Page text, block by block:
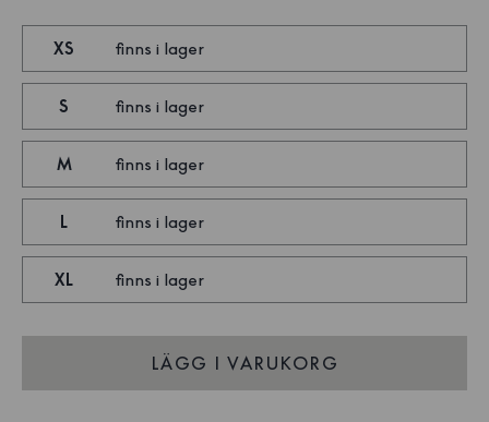
XS finns i lager
S finns i lager
M finns i lager
L finns i lager
XL finns i lager
LÄGG I VARUKORG